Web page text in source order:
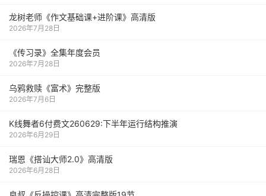
龙树老师《作文基础课+进阶课》高清版
2026年7月28日
《传习录》全集年度会员
2026年7月28日
乌鸦救赎《富术》完整版
2026年7月6日
K线舞者6付费文260629:下半年运行结构推演
2026年6月29日
瑞恩《搭讪大师2.0》高清版
2026年6月28日